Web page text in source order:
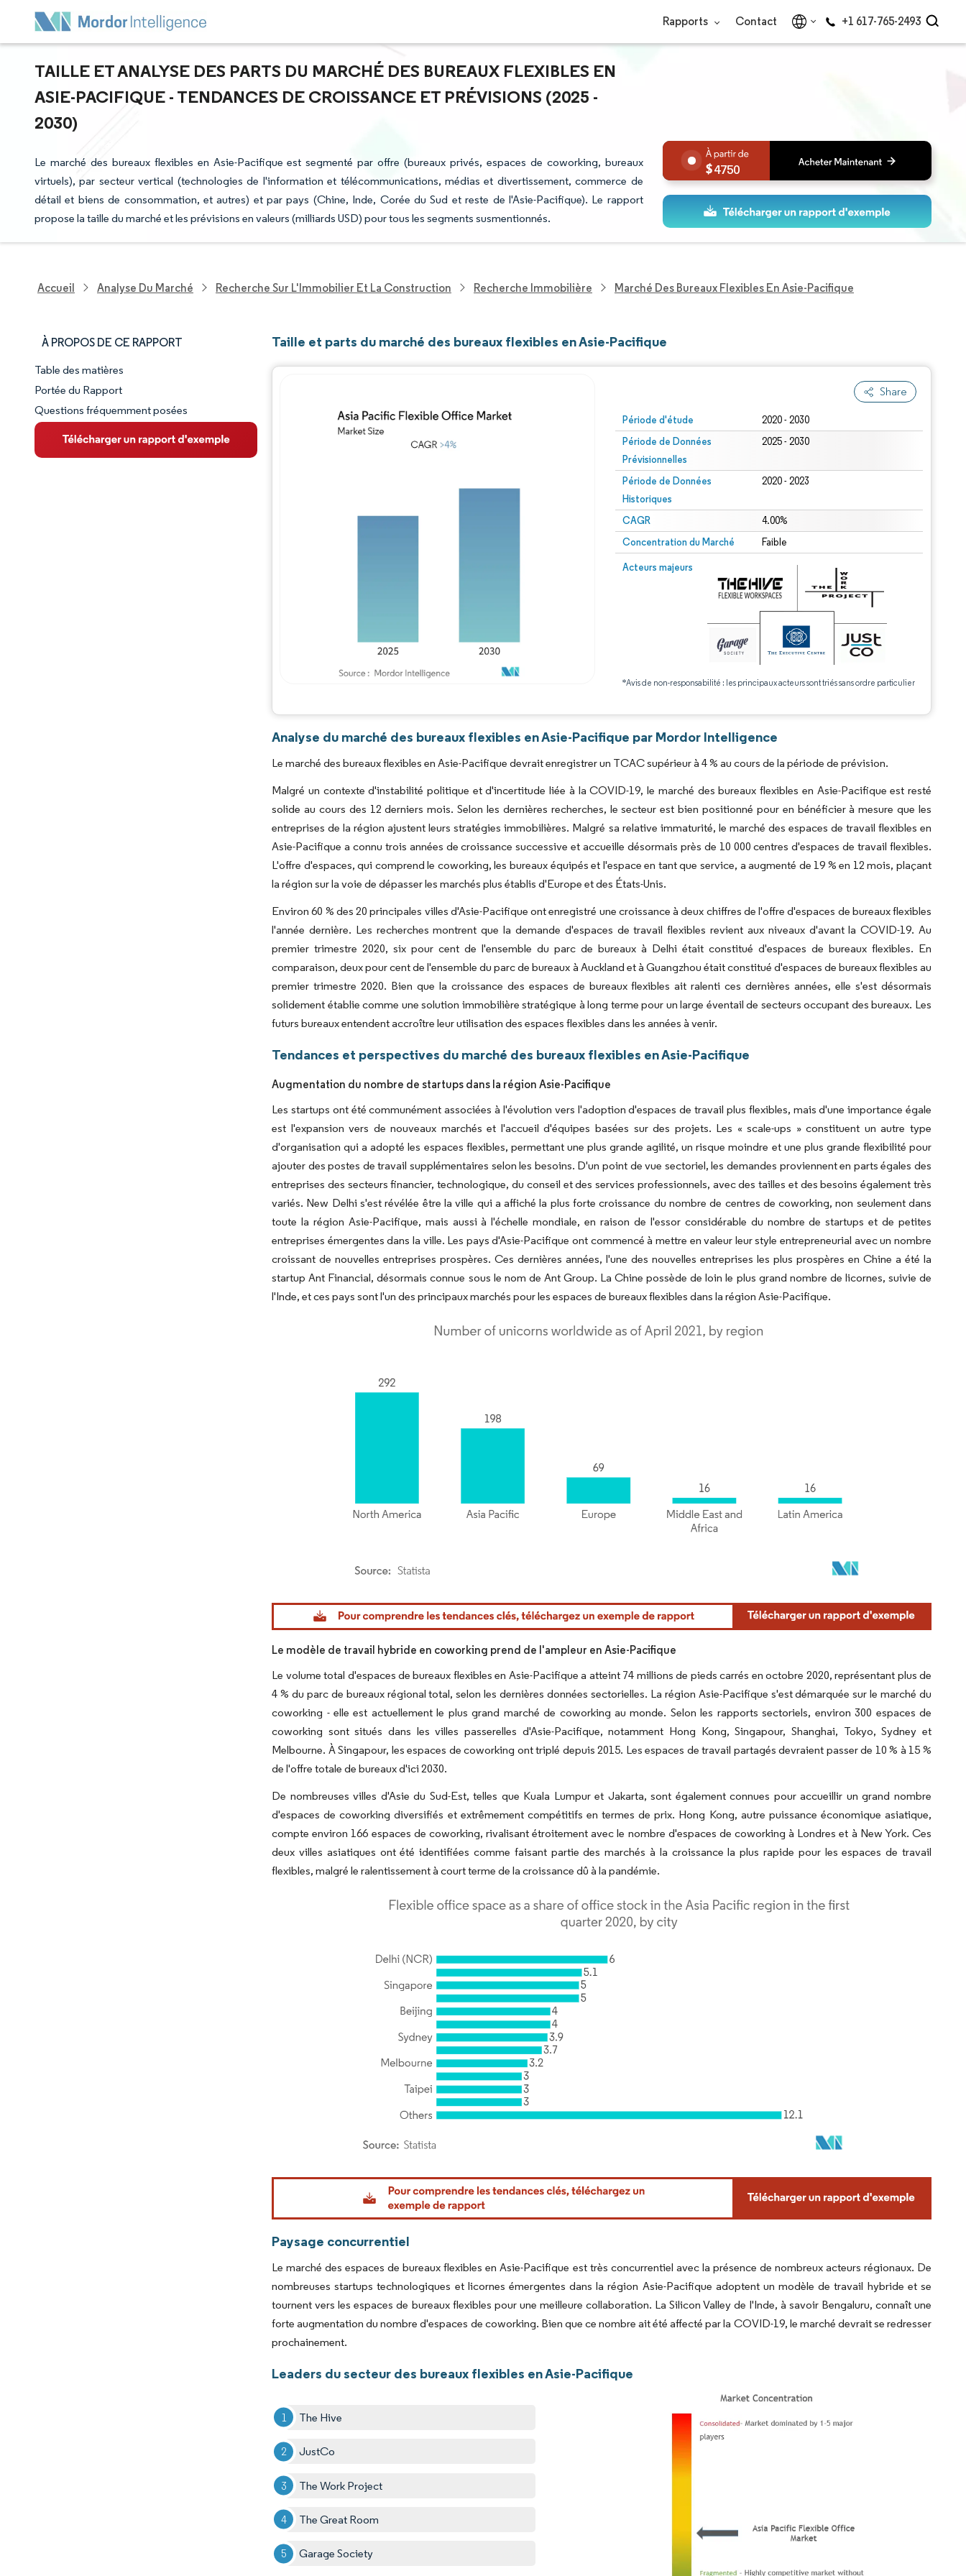
Rapports Contact +1 617-765-2493
TAILLE ET ANALYSE DES PARTS DU MARCHÉ DES BUREAUX FLEXIBLES EN
ASIE-PACIFIQUE - TENDANCES DE CROISSANCE ET PRÉVISIONS (2025 -
2030)
Le marché des bureaux flexibles en Asie-Pacifique est segmenté par offre (bureaux privés, espaces de coworking, bureaux
virtuels), par secteur vertical (technologies de l'information et télécommunications, médias et divertissement, commerce de
détail et biens de consommation, et autres) et par pays (Chine, Inde, Corée du Sud et reste de l'Asie-Pacifique). Le rapport
propose la taille du marché et les prévisions en valeurs (milliards USD) pour tous les segments susmentionnés.
4750
Accueil Analyse Du Marché Recherche Sur L'Immobilier Et La Construction Recherche Immobilière Marché Des Bureaux Flexibles En Asie-Pacifique
À PROPOS DE CE RAPPORT
Aperçu du marché
VUE D’ENSEMBLE DU MARCHÉ
Principales tendances du marché
Table des matières
Portée du Rapport
Questions fréquemment posées
Taille et parts du marché des bureaux flexibles en Asie-Pacifique
Share
Période d'étude 2020 - 2030
Période de Données
Prévisionnelles
2025 - 2030
Période de Données
Historiques
2020 - 2023
CAGR 4.00%
Concentration du Marché Faible
Acteurs majeurs
*Avis de non-responsabilité : les principaux acteurs sont triés sans ordre particulier
Analyse du marché des bureaux flexibles en Asie-Pacifique par Mordor Intelligence
Le marché des bureaux flexibles en Asie-Pacifique devrait enregistrer un TCAC supérieur à 4 % au cours de la période de prévision.
Malgré un contexte d'instabilité politique et d'incertitude liée à la COVID-19, le marché des bureaux flexibles en Asie-Pacifique est resté
solide au cours des 12 derniers mois. Selon les dernières recherches, le secteur est bien positionné pour en bénéficier à mesure que les
entreprises de la région ajustent leurs stratégies immobilières. Malgré sa relative immaturité, le marché des espaces de travail flexibles en
Asie-Pacifique a connu trois années de croissance successive et accueille désormais près de 10 000 centres d'espaces de travail flexibles.
L'offre d'espaces, qui comprend le coworking, les bureaux équipés et l'espace en tant que service, a augmenté de 19 % en 12 mois, plaçant
la région sur la voie de dépasser les marchés plus établis d'Europe et des États-Unis.
Environ 60 % des 20 principales villes d'Asie-Pacifique ont enregistré une croissance à deux chiffres de l'offre d'espaces de bureaux flexibles
l'année dernière. Les recherches montrent que la demande d'espaces de travail flexibles revient aux niveaux d'avant la COVID-19. Au
premier trimestre 2020, six pour cent de l'ensemble du parc de bureaux à Delhi était constitué d'espaces de bureaux flexibles. En
comparaison, deux pour cent de l'ensemble du parc de bureaux à Auckland et à Guangzhou était constitué d'espaces de bureaux flexibles au
premier trimestre 2020. Bien que la croissance des espaces de bureaux flexibles ait ralenti ces dernières années, elle s'est désormais
solidement établie comme une solution immobilière stratégique à long terme pour un large éventail de secteurs occupant des bureaux. Les
futurs bureaux entendent accroître leur utilisation des espaces flexibles dans les années à venir.
Tendances et perspectives du marché des bureaux flexibles en Asie-Pacifique
Augmentation du nombre de startups dans la région Asie-Pacifique
Les startups ont été communément associées à l'évolution vers l'adoption d'espaces de travail plus flexibles, mais d'une importance égale
est l'expansion vers de nouveaux marchés et l'accueil d'équipes basées sur des projets. Les « scale-ups » constituent un autre type
d'organisation qui a adopté les espaces flexibles, permettant une plus grande agilité, un risque moindre et une plus grande flexibilité pour
ajouter des postes de travail supplémentaires selon les besoins. D'un point de vue sectoriel, les demandes proviennent en parts égales des
entreprises des secteurs financier, technologique, du conseil et des services professionnels, avec des tailles et des besoins également très
variés. New Delhi s'est révélée être la ville qui a affiché la plus forte croissance du nombre de centres de coworking, non seulement dans
toute la région Asie-Pacifique, mais aussi à l'échelle mondiale, en raison de l'essor considérable du nombre de startups et de petites
entreprises émergentes dans la ville. Les pays d'Asie-Pacifique ont commencé à mettre en valeur leur style entrepreneurial avec un nombre
croissant de nouvelles entreprises prospères. Ces dernières années, l'une des nouvelles entreprises les plus prospères en Chine a été la
startup Ant Financial, désormais connue sous le nom de Ant Group. La Chine possède de loin le plus grand nombre de licornes, suivie de
l'Inde, et ces pays sont l'un des principaux marchés pour les espaces de bureaux flexibles dans la région Asie-Pacifique.
Image © Mordor Intelligence. La réutilisation nécessite une attribution sous CC BY 4.0.
Le modèle de travail hybride en coworking prend de l'ampleur en Asie-Pacifique
Le volume total d'espaces de bureaux flexibles en Asie-Pacifique a atteint 74 millions de pieds carrés en octobre 2020, représentant plus de
4 % du parc de bureaux régional total, selon les dernières données sectorielles. La région Asie-Pacifique s'est démarquée sur le marché du
coworking - elle est actuellement le plus grand marché de coworking au monde. Selon les rapports sectoriels, environ 300 espaces de
coworking sont situés dans les villes passerelles d'Asie-Pacifique, notamment Hong Kong, Singapour, Shanghai, Tokyo, Sydney et
Melbourne. À Singapour, les espaces de coworking ont triplé depuis 2015. Les espaces de travail partagés devraient passer de 10 % à 15 %
de l'offre totale de bureaux d'ici 2030.
De nombreuses villes d'Asie du Sud-Est, telles que Kuala Lumpur et Jakarta, sont également connues pour accueillir un grand nombre
d'espaces de coworking diversifiés et extrêmement compétitifs en termes de prix. Hong Kong, autre puissance économique asiatique,
compte environ 166 espaces de coworking, rivalisant étroitement avec le nombre d'espaces de coworking à Londres et à New York. Ces
deux villes asiatiques ont été identifiées comme faisant partie des marchés à la croissance la plus rapide pour les espaces de travail
flexibles, malgré le ralentissement à court terme de la croissance dû à la pandémie.
Image © Mordor Intelligence. La réutilisation nécessite une attribution sous CC BY 4.0.
Paysage concurrentiel
Le marché des espaces de bureaux flexibles en Asie-Pacifique est très concurrentiel avec la présence de nombreux acteurs régionaux. De
nombreuses startups technologiques et licornes émergentes dans la région Asie-Pacifique adoptent un modèle de travail hybride et se
tournent vers les espaces de bureaux flexibles pour une meilleure collaboration. La Silicon Valley de l'Inde, à savoir Bengaluru, connaît une
forte augmentation du nombre d'espaces de coworking. Bien que ce nombre ait été affecté par la COVID-19, le marché devrait se redresser
prochainement.
Leaders du secteur des bureaux flexibles en Asie-Pacifique
The Hive
JustCo
The Work Project
The Great Room
Garage Society